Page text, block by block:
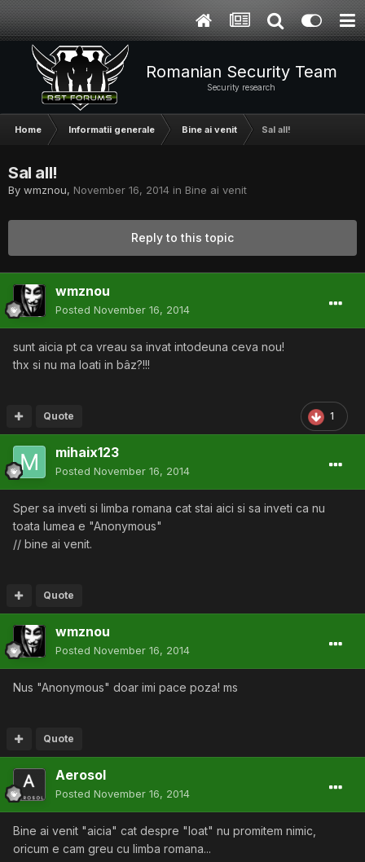
Romanian Security Team
Security research
Home Informatii generale Bine ai venit Sal all!
Sal all!
By wmznou, November 16, 2014 in Bine ai venit
Reply to this topic
wmznou
Posted November 16, 2014
sunt aicia pt ca vreau sa invat intodeuna ceva nou!
thx si nu ma loati in bâz?!!!
1
Quote
mihaix123
Posted November 16, 2014
Sper sa inveti si limba romana cat stai aici si sa inveti ca nu
toata lumea e "Anonymous"
// bine ai venit.
Quote
wmznou
Posted November 16, 2014
Nus "Anonymous" doar imi pace poza! ms
Quote
Aerosol
Posted November 16, 2014
Bine ai venit "aicia" cat despre "loat" nu promitem nimic,
oricum e cam greu cu limba romana...